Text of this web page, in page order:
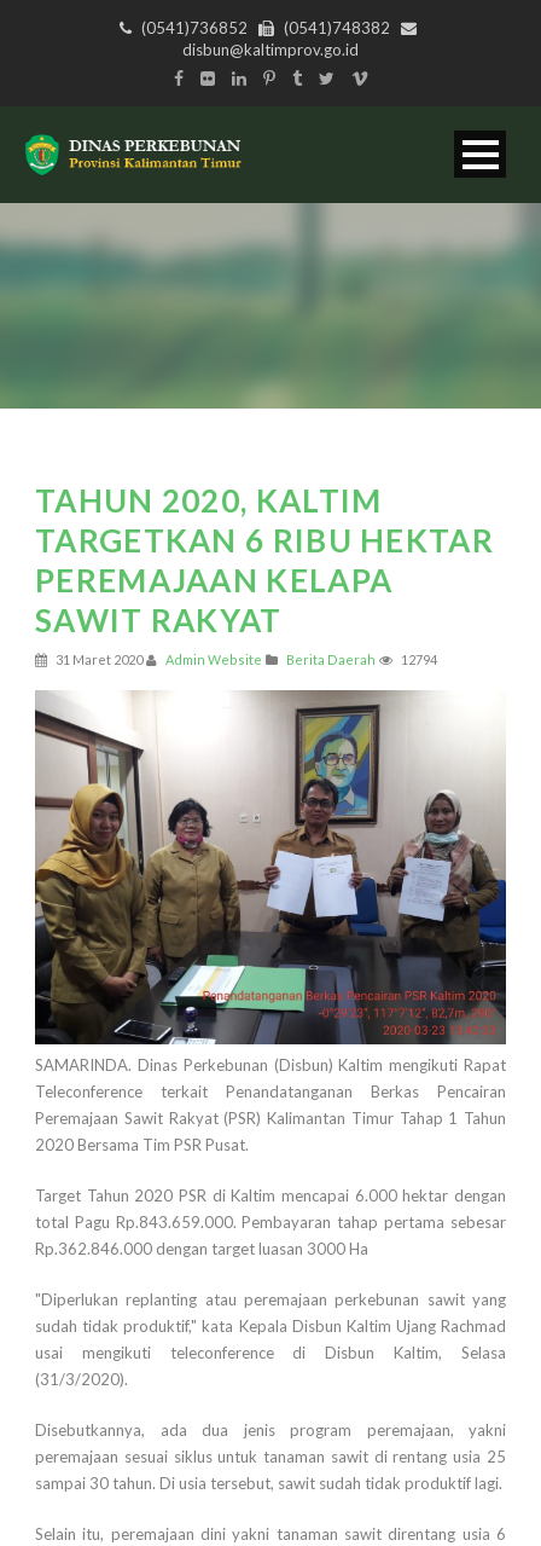
(0541)736852
(0541)748382
disbun@kaltimprov.go.id
TAHUN 2020, KALTIM
TARGETKAN 6 RIBU HEKTAR
PEREMAJAAN KELAPA
SAWIT RAKYAT
31 Maret 2020 Admin Website Berita Daerah 12794
SAMARINDA. Dinas Perkebunan (Disbun) Kaltim mengikuti Rapat
Teleconference terkait Penandatanganan Berkas Pencairan
Peremajaan Sawit Rakyat (PSR) Kalimantan Timur Tahap 1 Tahun
2020 Bersama Tim PSR Pusat.
Target Tahun 2020 PSR di Kaltim mencapai 6.000 hektar dengan
total Pagu Rp.843.659.000. Pembayaran tahap pertama sebesar
Rp.362.846.000 dengan target luasan 3000 Ha
"Diperlukan replanting atau peremajaan perkebunan sawit yang
sudah tidak produktif," kata Kepala Disbun Kaltim Ujang Rachmad
usai mengikuti teleconference di Disbun Kaltim, Selasa
(31/3/2020).
Disebutkannya, ada dua jenis program peremajaan, yakni
peremajaan sesuai siklus untuk tanaman sawit di rentang usia 25
sampai 30 tahun. Di usia tersebut, sawit sudah tidak produktif lagi.
Selain itu, peremajaan dini yakni tanaman sawit direntang usia 6